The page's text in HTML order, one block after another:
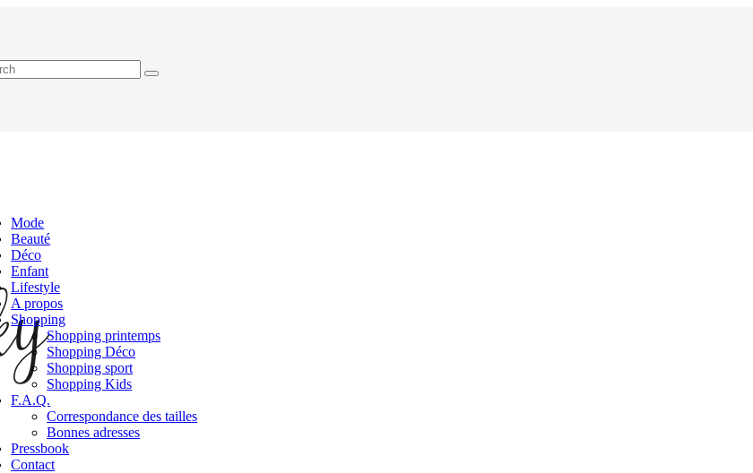
Mode
Beauté
Déco
Enfant
Lifestyle
A propos
Shopping
Shopping printemps
Shopping Déco
Shopping sport
Shopping Kids
F.A.Q.
Correspondance des tailles
Bonnes adresses
Pressbook
Contact